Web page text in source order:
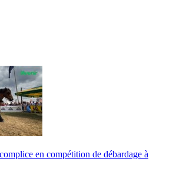
en compétition de débardage à